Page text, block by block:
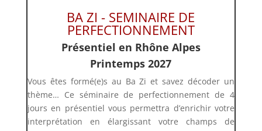
BA ZI - SEMINAIRE DE
PERFECTIONNEMENT
Présentiel en Rhône Alpes
Printemps 2027
Vous êtes formé(e)s au Ba Zi et savez décoder un
thème… Ce séminaire de perfectionnement de 4
jours en présentiel vous permettra d’enrichir votre
interprétation en élargissant votre champs de